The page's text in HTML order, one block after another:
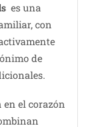
es una
con
de
el corazón